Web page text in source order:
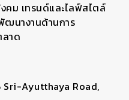
คม เทรนด์และไลฟ์สไตล์
ฒนางานด้านการ
ลาด
Ayutthaya Road,